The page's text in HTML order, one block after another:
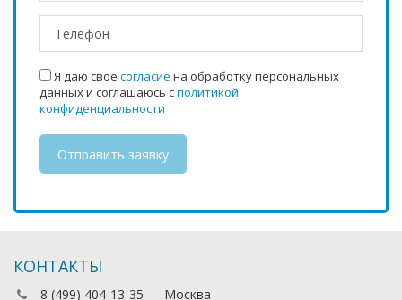
Я даю свое согласие на обработку персональных
данных и соглашаюсь сполитикой
конфиденциальности
КОНТАКТЫ
8 (499) 404-13-35 — Москва